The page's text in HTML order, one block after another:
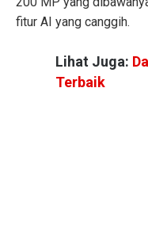
fitur AI yang canggih.
Lihat Juga:
Terbaik